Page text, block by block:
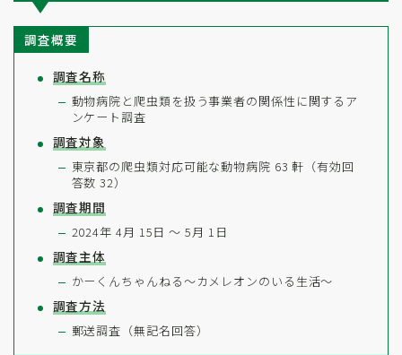
調査概要
調査名称
動物病院と爬虫類を扱う事業者の関係性に関するア
ンケート調査
調査対象
東京都の爬虫類対応可能な動物病院 63 軒（有効回
答数 32）
調査期間
2024年 4月 15日 〜 5月 1日
調査主体
かーくんちゃんねる〜カメレオンのいる生活〜
調査方法
郵送調査（無記名回答）